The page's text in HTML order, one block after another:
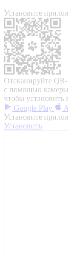
Установите
Отсканируйте QR-
с помощью камеры
чтобы
Google Play
Установите
Установить